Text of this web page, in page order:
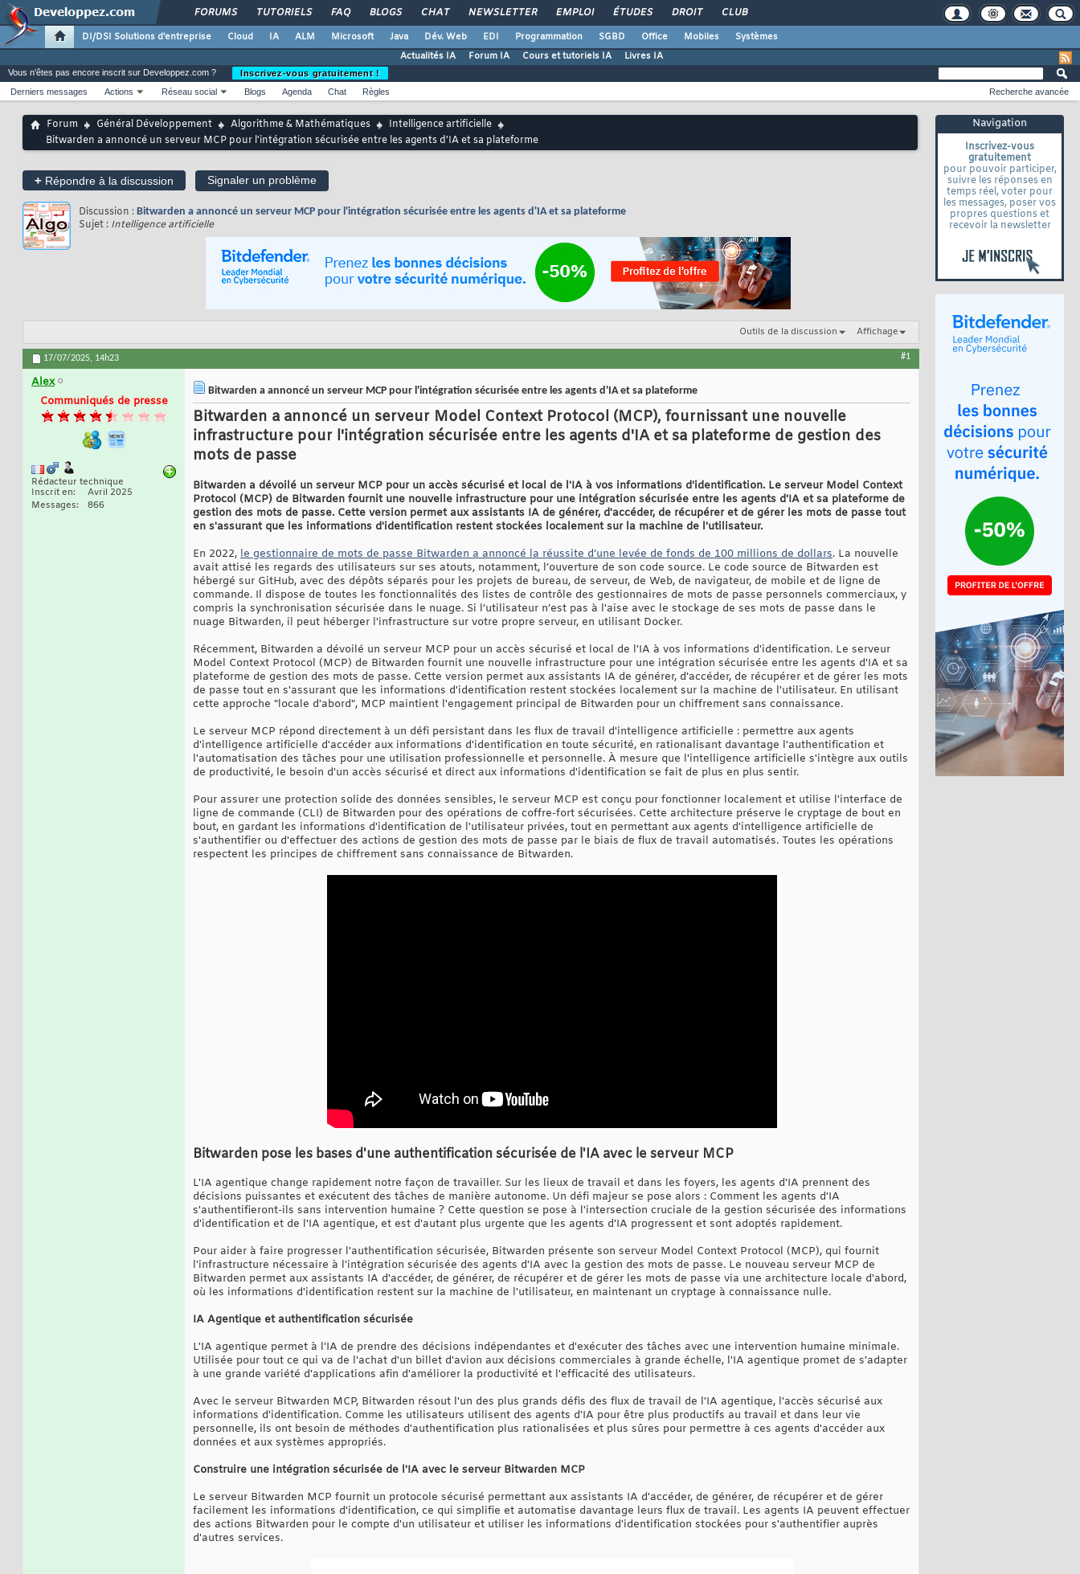
FORUMS TUTORIELS FAQ BLOGS CHAT NEWSLETTER EMPLOI ÉTUDES DROIT CLUB
DI/DSI Solutions d'entreprise Cloud IA ALM Microsoft Java Dév. Web EDI Programmation SGBD Office Mobiles
Systèmes
Actualités IA
Forum IA Cours et tutoriels IA Livres IA
Navigation
Inscrivez-vous
gratuitement
pour pouvoir participer,
suivre les réponses en
temps réel, voter pour
les messages, poser vos
propres questions et
recevoir la newsletter
Vous n'êtes pas encore inscrit sur Developpez.com ?
Inscrivez-vous gratuitement !
Derniers messages
Actions Réseau social Blogs Agenda Chat Règles Recherche avancée
Forum Général Développement Algorithme & Mathématiques
Intelligence artificielle
Bitwarden a annoncé un serveur MCP pour l'intégration sécurisée entre les agents d'IA et sa plateforme
+ Répondre à la discussion Signaler un problème
Discussion : Bitwarden a annoncé un serveur MCP pour l'intégration sécurisée entre les agents d'IA et sa plateforme
Sujet : Intelligence artificielle
Outils de la discussion Affichage
17/07/2025, 14h23 #1
Alex
Communiqués de presse
Rédacteur technique
Inscrit en
Avril 2025
Messages
866
Bitwarden a annoncé un serveur MCP pour l'intégration sécurisée entre les agents d'IA et sa plateforme
Bitwarden a annoncé un serveur Model Context Protocol (MCP), fournissant une nouvelle
infrastructure pour l'intégration sécurisée entre les agents d'IA et sa plateforme de gestion des
mots de passe
Bitwarden a dévoilé un serveur MCP pour un accès sécurisé et local de l'IA à vos informations d'identification. Le serveur Model Context
Protocol (MCP) de Bitwarden fournit une nouvelle infrastructure pour une intégration sécurisée entre les agents d'IA et sa plateforme de
gestion des mots de passe. Cette version permet aux assistants IA de générer, d'accéder, de récupérer et de gérer les mots de passe tout
en s'assurant que les informations d'identification restent stockées localement sur la machine de l'utilisateur.
En 2022, le gestionnaire de mots de passe Bitwarden a annoncé la réussite d’une levée de fonds de 100 millions de dollars. La nouvelle
avait attisé les regards des utilisateurs sur ses atouts, notamment, l’ouverture de son code source. Le code source de Bitwarden est
hébergé sur GitHub, avec des dépôts séparés pour les projets de bureau, de serveur, de Web, de navigateur, de mobile et de ligne de
commande. Il dispose de toutes les fonctionnalités des listes de contrôle des gestionnaires de mots de passe personnels commerciaux, y
compris la synchronisation sécurisée dans le nuage. Si l’utilisateur n’est pas à l'aise avec le stockage de ses mots de passe dans le
nuage Bitwarden, il peut héberger l'infrastructure sur votre propre serveur, en utilisant Docker.
Récemment, Bitwarden a dévoilé un serveur MCP pour un accès sécurisé et local de l'IA à vos informations d'identification. Le serveur
Model Context Protocol (MCP) de Bitwarden fournit une nouvelle infrastructure pour une intégration sécurisée entre les agents d'IA et sa
plateforme de gestion des mots de passe. Cette version permet aux assistants IA de générer, d'accéder, de récupérer et de gérer les mots
de passe tout en s'assurant que les informations d'identification restent stockées localement sur la machine de l'utilisateur. En utilisant
cette approche "locale d'abord", MCP maintient l'engagement principal de Bitwarden pour un chiffrement sans connaissance.
Le serveur MCP répond directement à un défi persistant dans les flux de travail d'intelligence artificielle : permettre aux agents
d'intelligence artificielle d'accéder aux informations d'identification en toute sécurité, en rationalisant davantage l'authentification et
l'automatisation des tâches pour une utilisation professionnelle et personnelle. À mesure que l'intelligence artificielle s'intègre aux outils
de productivité, le besoin d'un accès sécurisé et direct aux informations d'identification se fait de plus en plus sentir.
Pour assurer une protection solide des données sensibles, le serveur MCP est conçu pour fonctionner localement et utilise l'interface de
ligne de commande (CLI) de Bitwarden pour des opérations de coffre-fort sécurisées. Cette architecture préserve le cryptage de bout en
bout, en gardant les informations d'identification de l'utilisateur privées, tout en permettant aux agents d'intelligence artificielle de
s'authentifier ou d'effectuer des actions de gestion des mots de passe par le biais de flux de travail automatisés. Toutes les opérations
respectent les principes de chiffrement sans connaissance de Bitwarden.
Bitwarden pose les bases d'une authentification sécurisée de l'IA avec le serveur MCP
L'IA agentique change rapidement notre façon de travailler. Sur les lieux de travail et dans les foyers, les agents d'IA prennent des
décisions puissantes et exécutent des tâches de manière autonome. Un défi majeur se pose alors : Comment les agents d'IA
s'authentifieront-ils sans intervention humaine ? Cette question se pose à l'intersection cruciale de la gestion sécurisée des informations
d'identification et de l'IA agentique, et est d'autant plus urgente que les agents d'IA progressent et sont adoptés rapidement.
Pour aider à faire progresser l'authentification sécurisée, Bitwarden présente son serveur Model Context Protocol (MCP), qui fournit
l'infrastructure nécessaire à l'intégration sécurisée des agents d'IA avec la gestion des mots de passe. Le nouveau serveur MCP de
Bitwarden permet aux assistants IA d'accéder, de générer, de récupérer et de gérer les mots de passe via une architecture locale d'abord,
où les informations d'identification restent sur la machine de l'utilisateur, en maintenant un cryptage à connaissance nulle.
IA Agentique et authentification sécurisée
L'IA agentique permet à l'IA de prendre des décisions indépendantes et d'exécuter des tâches avec une intervention humaine minimale.
Utilisée pour tout ce qui va de l'achat d'un billet d'avion aux décisions commerciales à grande échelle, l'IA agentique promet de s'adapter
à une grande variété d'applications afin d'améliorer la productivité et l'efficacité des utilisateurs.
Avec le serveur Bitwarden MCP, Bitwarden résout l'un des plus grands défis des flux de travail de l'IA agentique, l'accès sécurisé aux
informations d'identification. Comme les utilisateurs utilisent des agents d'IA pour être plus productifs au travail et dans leur vie
personnelle, ils ont besoin de méthodes d'authentification plus rationalisées et plus sûres pour permettre à ces agents d'accéder aux
données et aux systèmes appropriés.
Construire une intégration sécurisée de l'IA avec le serveur Bitwarden MCP
Le serveur Bitwarden MCP fournit un protocole sécurisé permettant aux assistants IA d'accéder, de générer, de récupérer et de gérer
facilement les informations d'identification, ce qui simplifie et automatise davantage leurs flux de travail. Les agents IA peuvent effectuer
des actions Bitwarden pour le compte d'un utilisateur et utiliser les informations d'identification stockées pour s'authentifier auprès
d'autres services.